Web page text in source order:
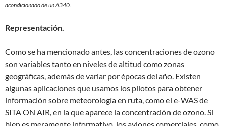
acondicionado de un A340.
Representación.
Como se ha mencionado antes, las concentraciones de ozono
son variables tanto en niveles de altitud como zonas
geográficas, además de variar por épocas del año. Existen
algunas aplicaciones que usamos los pilotos para obtener
información sobre meteorología en ruta, como el e-WAS de
SITA ON AIR, en la que aparece la concentración de ozono. Si
bien es meramente informativo, los aviones comerciales, como